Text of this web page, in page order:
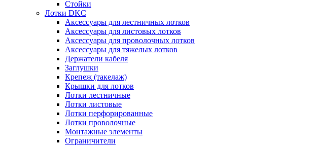
Стойки
Лотки DKC
Аксессуары для лестничных лотков
Аксессуары для листовых лотков
Аксессуары для проволочных лотков
Аксессуары для тяжелых лотков
Держатели кабеля
Заглушки
Крепеж (такелаж)
Крышки для лотков
Лотки лестничные
Лотки листовые
Лотки перфорированные
Лотки проволочные
Монтажные элементы
Ограничители